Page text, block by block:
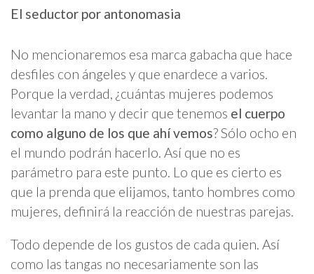
El seductor por antonomasia
No mencionaremos esa marca gabacha que hace
desfiles con ángeles y que enardece a varios.
Porque la verdad, ¿cuántas mujeres podemos
levantar la mano y decir que tenemos el cuerpo
como alguno de los que ahí vemos? Sólo ocho en
el mundo podrán hacerlo. Así que no es
parámetro para este punto. Lo que es cierto es
que la prenda que elijamos, tanto hombres como
mujeres, definirá la reacción de nuestras parejas.
Todo depende de los gustos de cada quien. Así
como las tangas no necesariamente son las